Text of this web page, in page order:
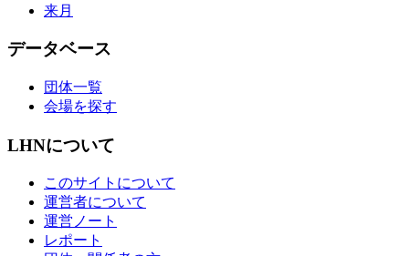
来月
データベース
団体一覧
会場を探す
LHNについて
このサイトについて
運営者について
運営ノート
レポート